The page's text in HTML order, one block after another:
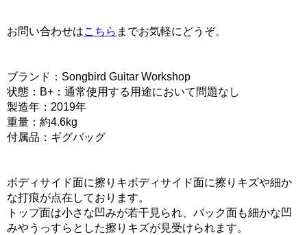
お問い合わせはこちら までお気軽にどうぞ。
ブランド：Songbird Guitar Workshop
状態：B+：通常使用する用途において問題なし
製造年：2019年
重量：約4.6kg
付属品：ギグバッグ
ボディサイド面に擦りキボディサイド面に擦りキズや細か
な打痕が点在しております。
トップ面は小さな凹みが若干見られ、バック面も細かな凹
みやうっすらとした擦りキズが見受けられます。